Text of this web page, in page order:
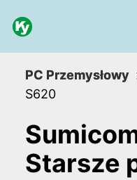
PC Przemysłowy
S620
Starsze